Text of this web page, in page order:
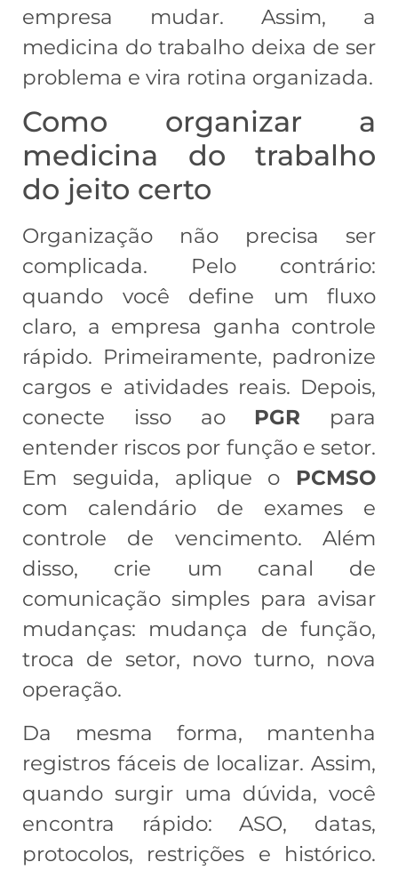
empresa mudar. Assim, a
medicina do trabalho deixa de ser
problema e vira rotina organizada.
Como organizar a
medicina do trabalho
do jeito certo
Organização não precisa ser
complicada. Pelo contrário:
quando você define um fluxo
claro, a empresa ganha controle
rápido. Primeiramente, padronize
cargos e atividades reais. Depois,
conecte isso ao PGR para
entender riscos por função e setor.
Em seguida, aplique o PCMSO
com calendário de exames e
controle de vencimento. Além
disso, crie um canal de
comunicação simples para avisar
mudanças: mudança de função,
troca de setor, novo turno, nova
operação.
Da mesma forma, mantenha
registros fáceis de localizar. Assim,
quando surgir uma dúvida, você
encontra rápido: ASO, datas,
protocolos, restrições e histórico.